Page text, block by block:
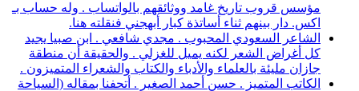
مؤسس قروب تاريخ غامد ووثائقهم بالواتساب . وله حساب بـ
اكس. دار بينهم ثناء أساتذة كبار أبهجني فنقلته هنا.
الشاعر السعودي المحبوب . مجدي شافعي . ابن صبيا يجيد
كل أغراض الشعر لكنه يميل للغزلي . والحقيقة أن منطقة
جازان مليئة بالعلماء والأدباء والكتاب والشعراء المتميزون .
الكاتب المتميز . حسن أحمد الصغير . أتحفنا بمقاله (السياحة